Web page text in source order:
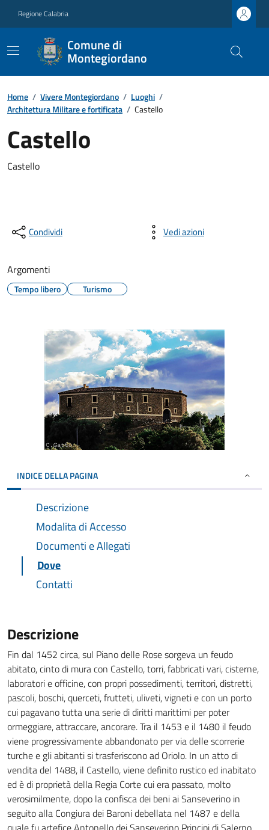
Regione Calabria
Comune di
Montegiordano
Home / Vivere Montegiordano / Luoghi /
Architettura Militare e fortificata / Castello
Castello
Castello
Condividi Vedi azioni
Argomenti
Tempo libero Turismo
INDICE DELLA PAGINA
Descrizione
Modalita di Accesso
Documenti e Allegati
Dove
Contatti
Descrizione
Fin dal 1452 circa, sul Piano delle Rose sorgeva un feudo
abitato, cinto di mura con Castello, torri, fabbricati vari, cisterne,
laboratori e officine, con propri possedimenti, territori, distretti,
pascoli, boschi, querceti, frutteti, uliveti, vigneti e con un porto
cui pagavano tutta una serie di diritti marittimi per poter
ormeggiare, attraccare, ancorare. Tra il 1453 e il 1480 il feudo
viene progressivamente abbandonato per via delle scorrerie
turche e gli abitanti si trasferiscono ad Oriolo. In un atto di
vendita del 1488, il Castello, viene definito rustico ed inabitato
ed è di proprietà della Regia Corte cui era passato, molto
verosimilmente, dopo la confisca dei beni ai Sanseverino in
seguito alla Congiura dei Baroni debellata nel 1487 e della